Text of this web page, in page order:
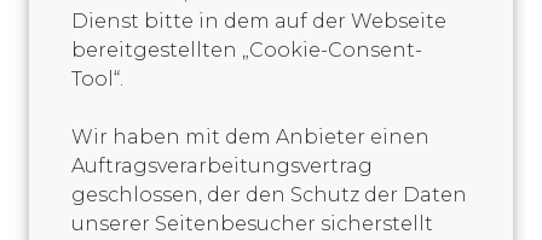
Dienst bitte in dem auf der Webseite
bereitgestellten „Cookie-Consent-
Tool“.
Wir haben mit dem Anbieter einen
Auftragsverarbeitungsvertrag
geschlossen, der den Schutz der Daten
unserer Seitenbesucher sicherstellt